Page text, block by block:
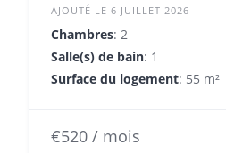
AJOUTÉ LE 6 JUILLET 2026
Chambres: 2
Salle(s) de bain: 1
Surface du logement: 55 m²
€520 / mois